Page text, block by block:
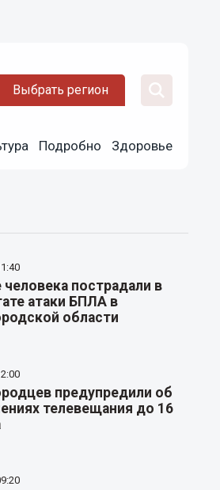
Выбрать регион
Подробно Здоровье
пострадали в
атаки БПЛА в
области
предупредили об
телевещания до 16